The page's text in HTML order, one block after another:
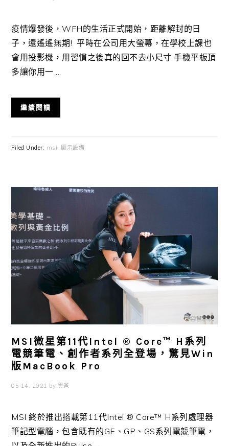
疫情爆發後，WFH的生活正式開始，距離解封的日
子，還遙遙無期! 平時在公司用大螢幕，在學校上課也
會用投影機，用習慣之後真的回不去小尺寸 手機平板頂
多讓你用一 ...
繼續閱讀
Filed Under: msi ,顯示設備
MSI微星第11代Intel ® Core™ H系列
電競筆電、創作者系列全登場，驚見Win
版MacBook Pro
05 14, 2021 by 雲爸
MSI 終於推出搭載第11代Intel ® Core™ H系列處理器
筆記型電腦，包含既有的GE、GP、GS系列電競筆電，